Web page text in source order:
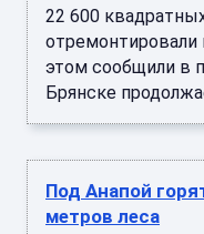
22 600
отремонтировали
этом сообщили в
Брянске
Под Анапой
метров леса